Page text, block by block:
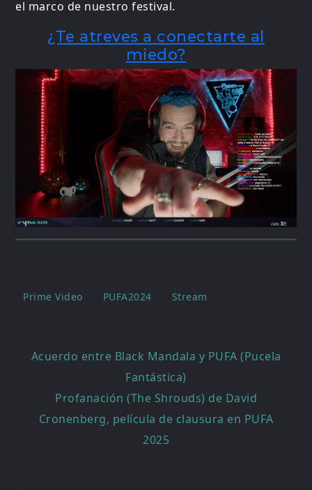
el marco de nuestro festival.
¿Te atreves a conectarte al
miedo?
Prime Video PUFA2024 Stream
Navegación
entradas
Acuerdo entre Black Mandala y PUFA (Pucela
Fantástica)
Profanación (The Shrouds) de David
Cronenberg, película de clausura en PUFA
2025